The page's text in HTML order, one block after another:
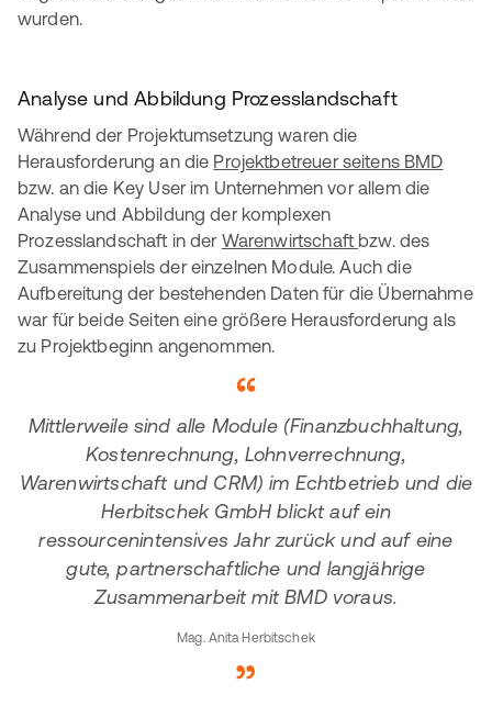
wurden.
Analyse und Abbildung Prozesslandschaft
Während der Projektumsetzung waren die
Herausforderung an die Projektbetreuer seitens BMD
bzw. an die Key User im Unternehmen vor allem die
Analyse und Abbildung der komplexen
Prozesslandschaft in der Warenwirtschaft bzw. des
Zusammenspiels der einzelnen Module. Auch die
Aufbereitung der bestehenden Daten für die Übernahme
war für beide Seiten eine größere Herausforderung als
zu Projektbeginn angenommen.
Mittlerweile sind alle Module (Finanzbuchhaltung,
Kostenrechnung, Lohnverrechnung,
Warenwirtschaft und CRM) im Echtbetrieb und die
Herbitschek GmbH blickt auf ein
ressourcenintensives Jahr zurück und auf eine
gute, partnerschaftliche und langjährige
Zusammenarbeit mit BMD voraus.
Mag. Anita Herbitschek